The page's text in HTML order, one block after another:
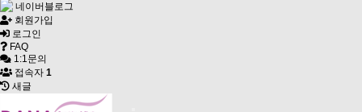
네이버블로그
회원가입
로그인
FAQ
1:1문의
접속자 1
새글